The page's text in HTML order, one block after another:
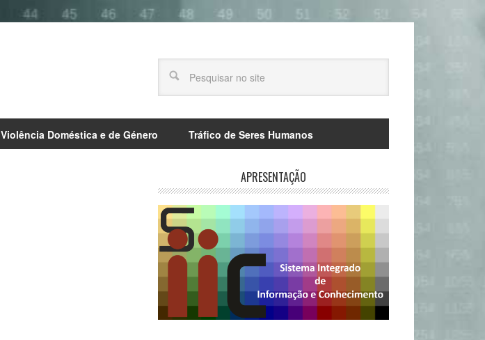
Violência Doméstica e de Género Tráfico de Seres Humanos
APRESENTAÇÃO